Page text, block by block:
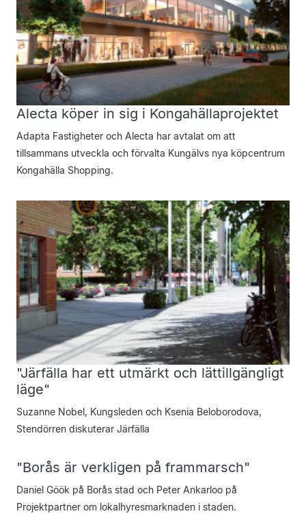
Alecta köper in sig i Kongahällaprojektet
Adapta Fastigheter och Alecta har avtalat om att
tillsammans utveckla och förvalta Kungälvs nya köpcentrum
Kongahälla Shopping.
"Järfälla har ett utmärkt och lättillgängligt
läge"
Suzanne Nobel, Kungsleden och Ksenia Beloborodova,
Stendörren diskuterar Järfälla
"Borås är verkligen på frammarsch"
Daniel Göök på Borås stad och Peter Ankarloo på
Projektpartner om lokalhyresmarknaden i staden.